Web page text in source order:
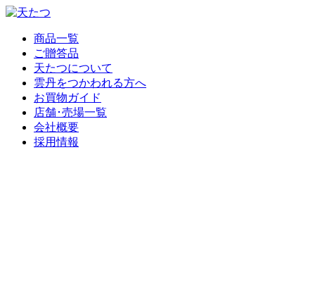
商品一覧
ご贈答品
天たつについて
雲丹をつかわれる方へ
お買物ガイド
店舗･売場一覧
会社概要
採用情報